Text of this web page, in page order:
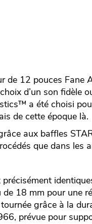
de 12 pouces
d’un son fidèle
a été choisi
de cette époque là.
aux baffles
que dans les
de 18 mm pour une
grâce à la
prévue pour